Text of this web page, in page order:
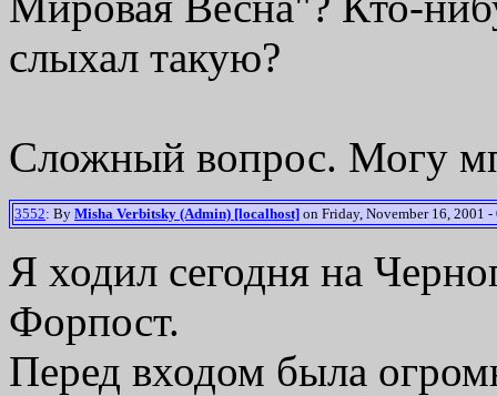
слыхал такую?
Сложный вопрос. Могу
3552: By Misha Verbitsky (Admin) [localhost] on Friday, November 16, 2001
Я ходил сегодня на
Форпост.
Перед входом была